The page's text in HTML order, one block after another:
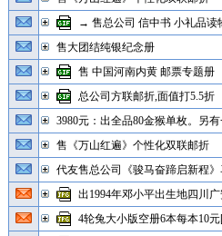
→ 售总公司 信中书 小礼品读
售大团结纯银纪念册
售 中国河南内黄 邮票专题册
总公司方联邮折,面值打5.5折
3980元：出全品80金猴单枚。另
售《万山红遍》个性化双联邮折
代友售总公司《骏马奋蹄启新程
出1994年邓小平出生地四川
4轮兔大小版空册6本每本10元